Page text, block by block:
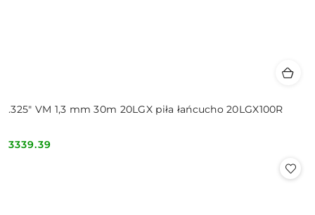
.325" VM 1,3 mm 30m 20LGX piła łańcucho 20LGX100R
Cena:
3339.39